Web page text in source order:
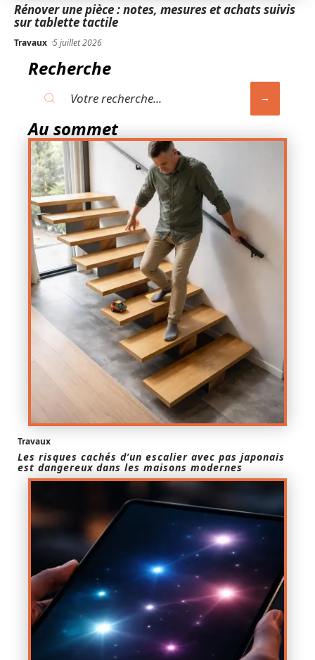
Rénover une pièce : notes, mesures et achats suivis
sur tablette tactile
Travaux 5 juillet 2026
Recherche
Au sommet
Travaux
Les risques cachés d’un escalier avec pas japonais
est dangereux dans les maisons modernes